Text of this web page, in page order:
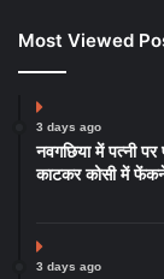
Most Viewed
3 days ago
नवगछिया में पत्नी
काटकर कोसी में फेंकने
3 days ago